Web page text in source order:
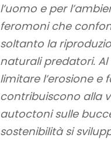
l’uomo e per
feromoni che
soltanto la
naturali predatori.
limitare l’erosione e
contribuiscono alla
autoctoni sulle
sostenibilità si